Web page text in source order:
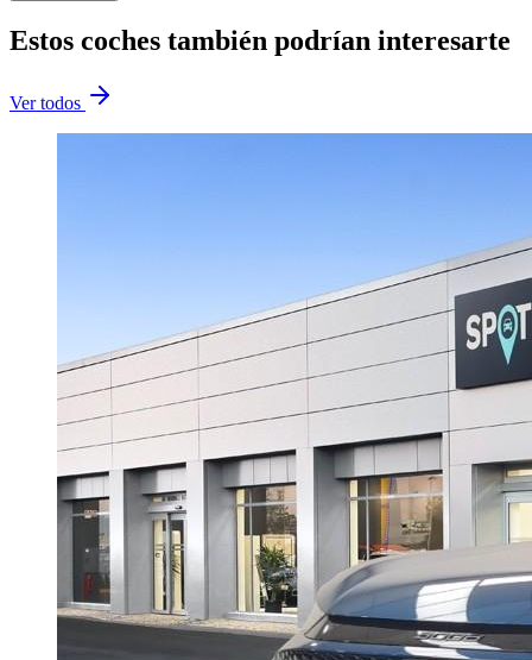
Estos coches también podrían interesarte
Ver todos